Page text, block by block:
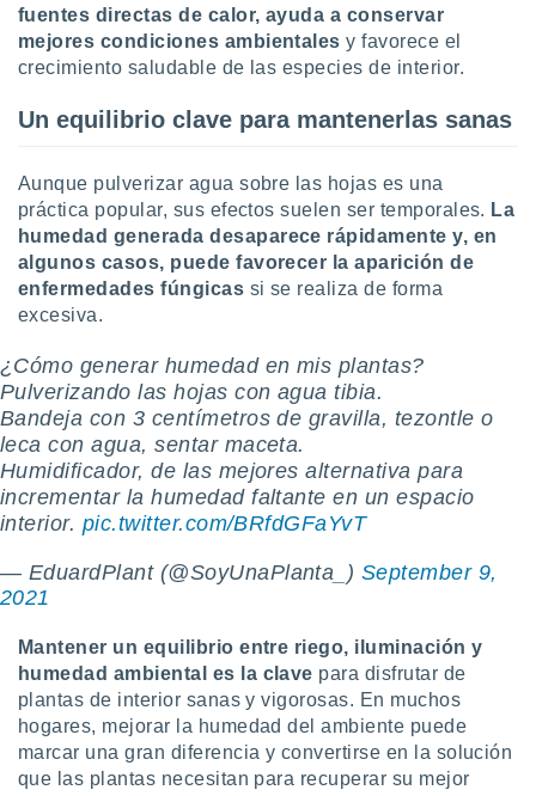
fuentes directas de calor, ayuda a conservar
mejores condiciones ambientales y favorece el
crecimiento saludable de las especies de interior.
Un equilibrio clave para mantenerlas sanas
Aunque pulverizar agua sobre las hojas es una
práctica popular, sus efectos suelen ser temporales. La
humedad generada desaparece rápidamente y, en
algunos casos, puede favorecer la aparición de
enfermedades fúngicas si se realiza de forma
excesiva.
¿Cómo generar humedad en mis plantas?
Pulverizando las hojas con agua tibia.
Bandeja con 3 centímetros de gravilla, tezontle o
leca con agua, sentar maceta.
Humidificador, de las mejores alternativa para
incrementar la humedad faltante en un espacio
interior. pic.twitter.com/BRfdGFaYvT
— EduardPlant (@SoyUnaPlanta_) September 9,
2021
Mantener un equilibrio entre riego, iluminación y
humedad ambiental es la clave para disfrutar de
plantas de interior sanas y vigorosas. En muchos
hogares, mejorar la humedad del ambiente puede
marcar una gran diferencia y convertirse en la solución
que las plantas necesitan para recuperar su mejor